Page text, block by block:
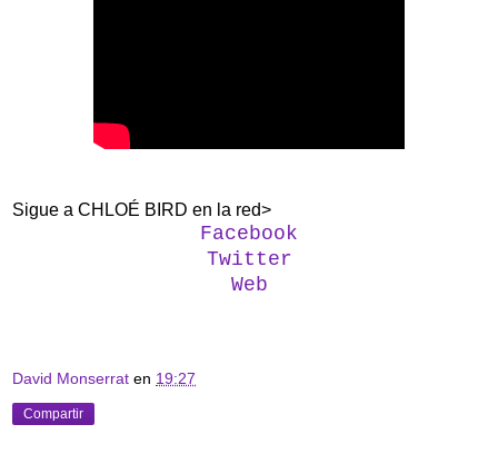
Sigue a CHLOÉ BIRD en la red>
Facebook
Twitter
Web
David Monserrat en 19:27
Compartir